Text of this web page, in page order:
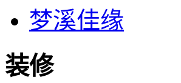
梦溪佳缘
装修